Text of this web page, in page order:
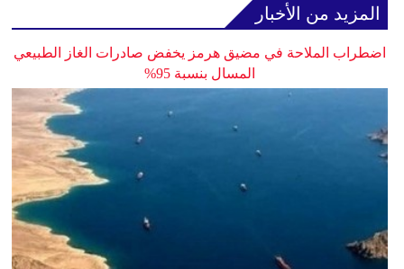
المزيد من الأخبار
اضطراب الملاحة في مضيق هرمز يخفض صادرات الغاز الطبيعي
المسال بنسبة 95%